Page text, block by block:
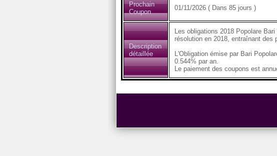
Prochain
Coupon
01/11/2026 ( Dans 85 jours )
Description
détaillée
Les obligations 2018 Popolare
résolution en 2018, entraînant
L'Obligation émise par Bari
0.544% par an.
Le paiement des coupons est